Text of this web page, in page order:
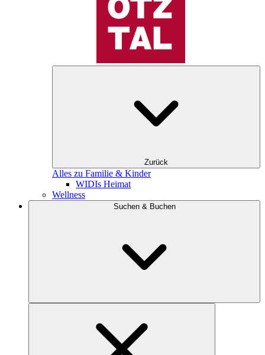
Zurück
Alles zu Familie & Kinder
WIDIs Heimat
Wellness
Suchen & Buchen